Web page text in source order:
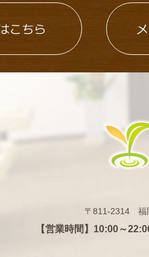
こちら
〒811-2314 福
【営業時間】10:00～